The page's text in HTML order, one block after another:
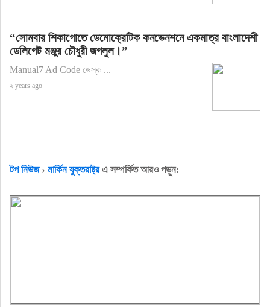
“সোমবার শিকাগোতে ডেমোক্রেটিক কনভেনশনে একমাত্র বাংলাদেশী
ডেলিগেট মঞ্জুর চৌধুরী জগলুল।”
Manual7 Ad Code ডেস্ক ...
২ years ago
টপ নিউজ› মার্কিন যুক্তরাষ্ট্রএ সম্পর্কিত আরও পড়ুন: